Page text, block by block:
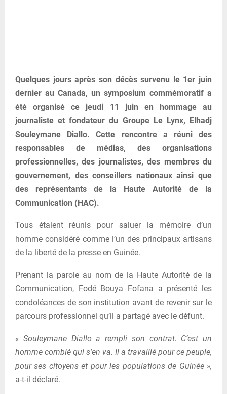
Quelques jours après son décès survenu le 1er juin
dernier au Canada, un symposium commémoratif a
été organisé ce jeudi 11 juin en hommage au
journaliste et fondateur du Groupe Le Lynx, Elhadj
Souleymane Diallo. Cette rencontre a réuni des
responsables de médias, des organisations
professionnelles, des journalistes, des membres du
gouvernement, des conseillers nationaux ainsi que
des représentants de la Haute Autorité de la
Communication (HAC).
Tous étaient réunis pour saluer la mémoire d’un
homme considéré comme l’un des principaux artisans
de la liberté de la presse en Guinée.
Prenant la parole au nom de la Haute Autorité de la
Communication, Fodé Bouya Fofana a présenté les
condoléances de son institution avant de revenir sur le
parcours professionnel qu’il a partagé avec le défunt.
« Souleymane Diallo a rempli son contrat. C’est un
homme comblé qui s’en va. Il a travaillé pour ce peuple,
pour ses citoyens et pour les populations de Guinée »,
a-t-il déclaré.